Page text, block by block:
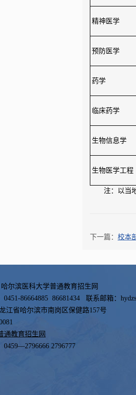
精神医学
预防医学
药学
临床药学
生物信息学
生物医学工程
注：以当
下一篇： 校本
尔滨医科大学普通教育招生网
0451-86664885 86681434 联系邮箱：
江省哈尔滨市南岗区保健路157号
通教育招生网
0459—2796666 2796777